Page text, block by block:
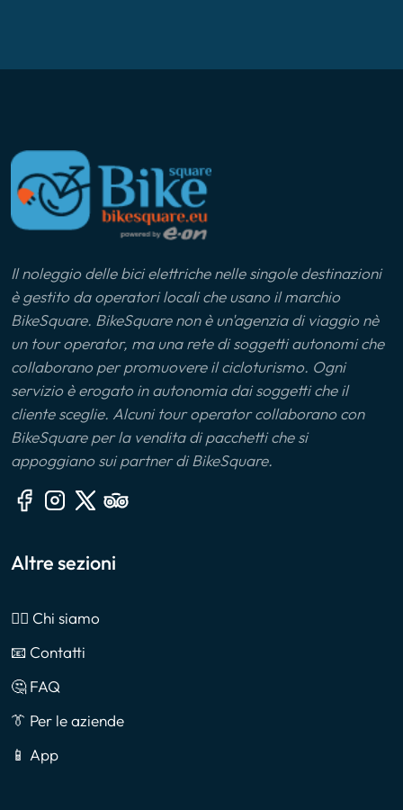
Il noleggio delle bici elettriche nelle singole destinazioni
è gestito da operatori locali che usano il marchio
BikeSquare. BikeSquare non è un'agenzia di viaggio nè
un tour operator, ma una rete di soggetti autonomi che
collaborano per promuovere il cicloturismo. Ogni
servizio è erogato in autonomia dai soggetti che il
cliente sceglie. Alcuni tour operator collaborano con
BikeSquare per la vendita di pacchetti che si
appoggiano sui partner di BikeSquare.
Altre sezioni
🙎‍♂️ Chi siamo
📧 Contatti
🤔 FAQ
👔 Per le aziende
📱 App